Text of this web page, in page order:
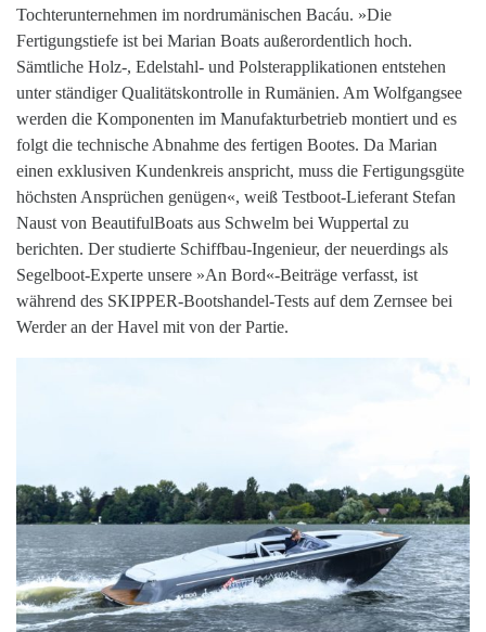
Tochterunternehmen im nordrumänischen Bacáu. »Die
Fertigungstiefe ist bei Marian Boats außerordentlich hoch.
Sämtliche Holz-, Edelstahl- und Polsterapplikationen entstehen
unter ständiger Qualitätskontrolle in Rumänien. Am Wolfgangsee
werden die Komponenten im Manufakturbetrieb montiert und es
folgt die technische Abnahme des fertigen Bootes. Da Marian
einen exklusiven Kundenkreis anspricht, muss die Fertigungsgüte
höchsten Ansprüchen genügen«, weiß Testboot-Lieferant Stefan
Naust von BeautifulBoats aus Schwelm bei Wuppertal zu
berichten. Der studierte Schiffbau-Ingenieur, der neuerdings als
Segelboot-Experte unsere »An Bord«-Beiträge verfasst, ist
während des SKIPPER-Bootshandel-Tests auf dem Zernsee bei
Werder an der Havel mit von der Partie.